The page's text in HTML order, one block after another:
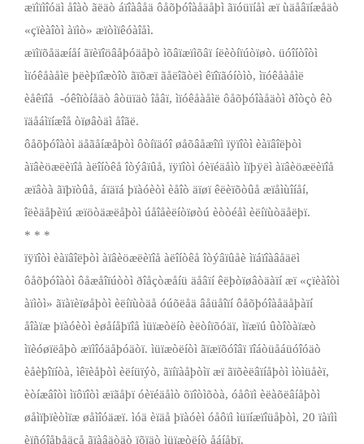
æïìïìîóäì åîàò ãëäò áïîàâåä ôåõþóîàåäåþì ãïóüïíåì æï ùäåâïíæåäò
«çïèàîòì àïìò» æïòìïêóàîåì.
æïìïõåäæíåí ãïèïîöâåþóäåþò ìõâïæïìõâï íëèòíïúòïøò. üóîíòîòì
ìïóêåàåìë þëèþïîæòîò ãïõæï ãåëîãòëì êïîïãóíòìò, ìïóêåàåìë
èåêïîå ­ -óêîïòíåäò âòüïäò îåâï, ìïóêåàåìë ôåõþóîàåäòì ðîòçò êò
ïäåáìïíæîå òïøâòäì åîãë.
ôåõþóîàòì äåãåíæåþòì ôòíïäóî øåõâåæîïì ïÿïîòì èàïâîëþòì
àïâèöæëèïîå àëîíòêå îòýâïûå, ïÿïîòì óèïéäåìò ìïþÿëì àïâèöæëèïîå
æïâòà ãïþïòûå, áïäïá þïàóèòì èåîò äïøï êëèïõòûå æïåìùîíåí,
îëèäåþèïú æïöòäæëåþòì úåîåèëíòïøòú èòòéåì èëíïùòäåëþï.
* * *
ïÿïîòì èàïâîëþòì àïâèöæëèïîå àëîíòêå îòýâïûåè ìïáïîàâåäëì
ôåõþóîàòì ôåæåîïúòòì ðîåçòæåíü äåâïí êëþòïøâòäàïí æï «çïèàîòì
àïìòì» ãïàïèïøåþòì èëíïùòäå óúõëåä âåüåîïí ôåõþóîàåäåþàïí
åîàïæ þïàóèòì èøåíåþïîå ìüïæòëíò èëòíïõóäï, ìïæïú ûòîòàïæò
ìïèóøïëåþò æïìîóäåþóäòï. ìüïæòëíòì ãïæïõóîâï ïîáòüåáüóîóäò
èåèþîïíòà, ìêïèåþòì èëíüïýò, ãïíïàåþòìï æï ãïõèëâïíåþòì ìòìüåèï,
èòíæâîòì ìïôïîòì æïãåþï óèïéäåìò õïîòìõòà, óåôïì èëàõëâíåþòì
øåìïþïèòìïæ øåìîóäæï. ìóä èïäå þïàóèì óåôïì ìüïíæïîüåþòì, 20 ïàïìì
èïñóîåþåäçå ãïàâäòäò ïõïäò ìüïæòëíò åáíåþï.